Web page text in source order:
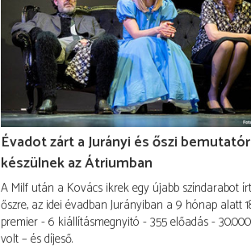
Évadot zárt a Jurányi és őszi
készülnek az Átriumban
A Milf után a Kovács ikrek egy újabb színdarabot
őszre, az idei évadban Jurányiban a 9 hónap alatt
premier - 6 kiállításmegnyitó - 355 előadás -
volt – és díjeső.